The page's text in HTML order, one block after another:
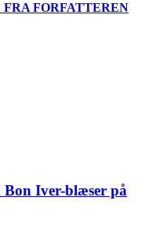
FRA FORFATTEREN
Bon Iver-blæser på